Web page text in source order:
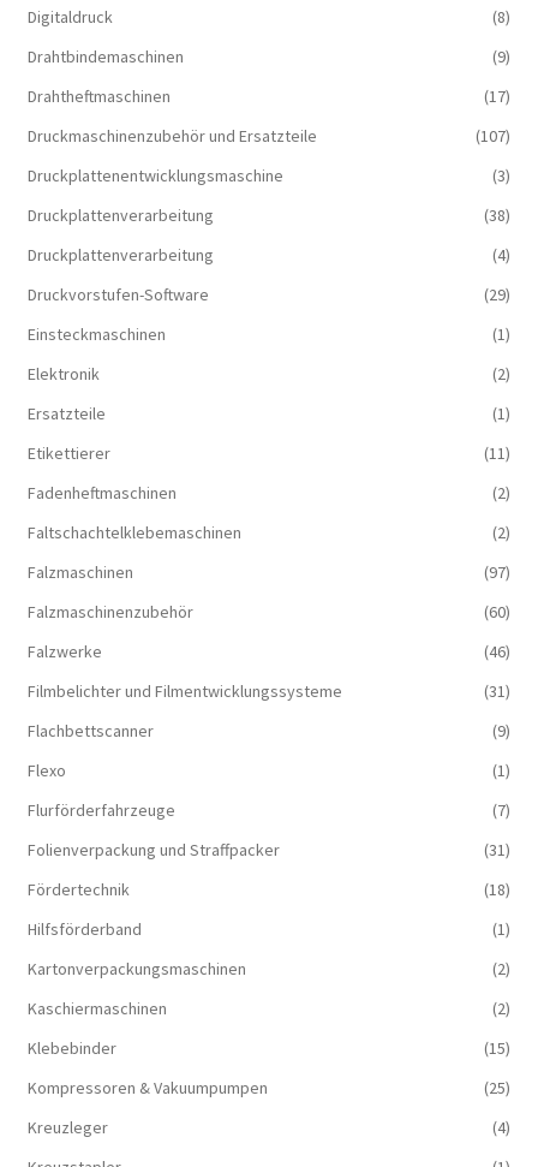
Digitaldruck
(8)
Drahtbindemaschinen
(9)
Drahtheftmaschinen
(17)
Druckmaschinenzubehör und Ersatzteile
(107)
Druckplattenentwicklungsmaschine
(3)
Druckplattenverarbeitung
(38)
Druckplattenverarbeitung
(4)
Druckvorstufen-Software
(29)
Einsteckmaschinen
(1)
Elektronik
(2)
Ersatzteile
(1)
Etikettierer
(11)
Fadenheftmaschinen
(2)
Faltschachtelklebemaschinen
(2)
Falzmaschinen
(97)
Falzmaschinenzubehör
(60)
Falzwerke
(46)
Filmbelichter und Filmentwicklungssysteme
(31)
Flachbettscanner
(9)
Flexo
(1)
Flurförderfahrzeuge
(7)
Folienverpackung und Straffpacker
(31)
Fördertechnik
(18)
Hilfsförderband
(1)
Kartonverpackungsmaschinen
(2)
Kaschiermaschinen
(2)
Klebebinder
(15)
Kompressoren & Vakuum­pumpen
(25)
Kreuzleger
(4)